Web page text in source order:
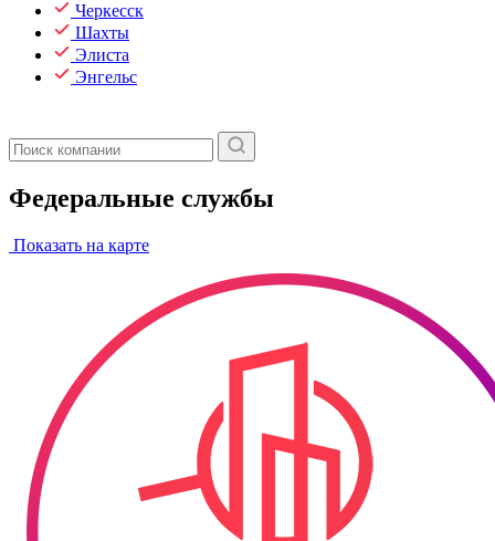
Черкесск
Шахты
Элиста
Энгельс
Федеральные службы
Показать на карте